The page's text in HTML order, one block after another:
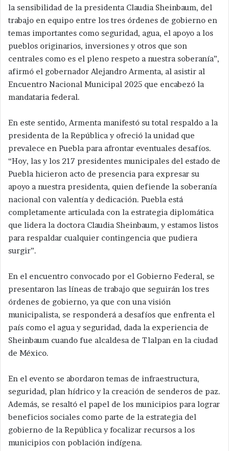
la sensibilidad de la presidenta Claudia Sheinbaum, del
trabajo en equipo entre los tres órdenes de gobierno en
temas importantes como seguridad, agua, el apoyo a los
pueblos originarios, inversiones y otros que son
centrales como es el pleno respeto a nuestra soberanía”,
afirmó el gobernador Alejandro Armenta, al asistir al
Encuentro Nacional Municipal 2025 que encabezó la
mandataria federal.
En este sentido, Armenta manifestó su total respaldo a la
presidenta de la República y ofreció la unidad que
prevalece en Puebla para afrontar eventuales desafíos.
“Hoy, las y los 217 presidentes municipales del estado de
Puebla hicieron acto de presencia para expresar su
apoyo a nuestra presidenta, quien defiende la soberanía
nacional con valentía y dedicación. Puebla está
completamente articulada con la estrategia diplomática
que lidera la doctora Claudia Sheinbaum, y estamos listos
para respaldar cualquier contingencia que pudiera
surgir”.
En el encuentro convocado por el Gobierno Federal, se
presentaron las líneas de trabajo que seguirán los tres
órdenes de gobierno, ya que con una visión
municipalista, se responderá a desafíos que enfrenta el
país como el agua y seguridad, dada la experiencia de
Sheinbaum cuando fue alcaldesa de Tlalpan en la ciudad
de México.
En el evento se abordaron temas de infraestructura,
seguridad, plan hídrico y la creación de senderos de paz.
Además, se resaltó el papel de los municipios para lograr
beneficios sociales como parte de la estrategia del
gobierno de la República y focalizar recursos a los
municipios con población indígena.